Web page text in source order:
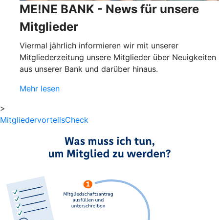
ME!NE BANK - News für unsere
Mitglieder
Viermal jährlich informieren wir mit unserer
Mitgliederzeitung unsere Mitglieder über Neuigkeiten
aus unserer Bank und darüber hinaus.
Mehr lesen
>
MitgliedervorteilsCheck